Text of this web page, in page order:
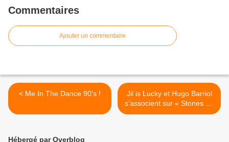
Commentaires
Ajouter un commentaire
< Me In The Dance 90's !
Jil is Lucky et Hugo Barriol
s’associent sur « Stones » !
>
Hébergé par Overblog